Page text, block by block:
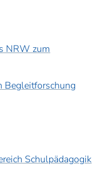
NRW zum
Begleitforschung
Schulpädagogik